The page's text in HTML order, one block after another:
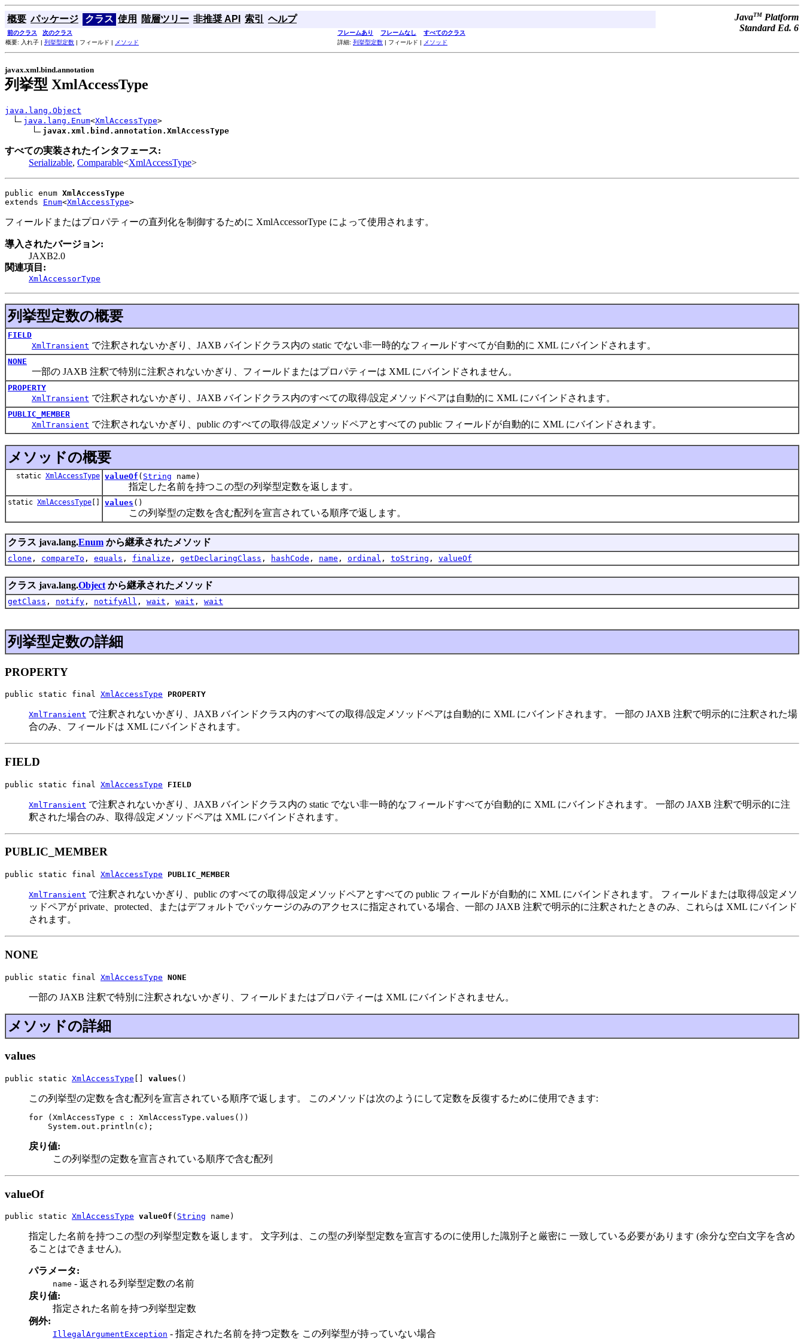
概要 パッケージ クラス 使用 階層ツリー 非推奨 API 索引 ヘルプ JavaTM Platform
Standard Ed. 6
前のクラス 次のクラス フレームあり フレームなし
すべてのクラス
概要: 入れ子 | 列挙型定数 | フィールド | メソッド 詳細: 列挙型定数 | フィールド | メソッド
javax.xml.bind.annotation
列挙型 XmlAccessType
java.lang.Object
java.lang.Enum<XmlAccessType>
javax.xml.bind.annotation.XmlAccessType
すべての実装されたインタフェース:
Serializable, Comparable<XmlAccessType>
public enum XmlAccessType
extends Enum<XmlAccessType>
フィールドまたはプロパティーの直列化を制御するために XmlAccessorType によって使用されます。
導入されたバージョン:
JAXB2.0
関連項目:
XmlAccessorType
列挙型定数の概要
FIELD
XmlTransient で注釈されないかぎり、JAXB バインドクラス内の static でない非一時的なフィールドすべてが自動的に XML にバインドされます。
NONE
一部の JAXB 注釈で特別に注釈されないかぎり、フィールドまたはプロパティーは XML にバインドされません。
PROPERTY
XmlTransient で注釈されないかぎり、JAXB バインドクラス内のすべての取得/設定メソッドペアは自動的に XML にバインドされます。
PUBLIC_MEMBER
XmlTransient で注釈されないかぎり、public のすべての取得/設定メソッドペアとすべての public フィールドが自動的に XML にバインドされます。
メソッドの概要
static XmlAccessType valueOf ( String name)
指定した名前を持つこの型の列挙型定数を返します。
static XmlAccessType [] values ()
この列挙型の定数を含む配列を宣言されている順序で返します。
クラス java.lang.Enum から継承されたメソッド
clone , compareTo , equals , finalize , getDeclaringClass , hashCode , name , ordinal , toString , valueOf
クラス java.lang.Object から継承されたメソッド
getClass , notify , notifyAll , wait , wait , wait
列挙型定数の詳細
PROPERTY
public static final XmlAccessType PROPERTY
XmlTransient で注釈されないかぎり、JAXB バインドクラス内のすべての取得/設定メソッドペアは自動的に XML にバインドされます。 一部の JAXB 注釈で明示的に注釈された場
合のみ、フィールドは XML にバインドされます。
FIELD
public static final XmlAccessType FIELD
XmlTransient で注釈されないかぎり、JAXB バインドクラス内の static でない非一時的なフィールドすべてが自動的に XML にバインドされます。 一部の JAXB 注釈で明示的に注
釈された場合のみ、取得/設定メソッドペアは XML にバインドされます。
PUBLIC_MEMBER
public static final XmlAccessType PUBLIC_MEMBER
XmlTransient で注釈されないかぎり、public のすべての取得/設定メソッドペアとすべての public フィールドが自動的に XML にバインドされます。 フィールドまたは取得/設定メソ
ッドペアが private、protected、またはデフォルトでパッケージのみのアクセスに指定されている場合、一部の JAXB 注釈で明示的に注釈されたときのみ、これらは XML にバインド
されます。
NONE
public static final XmlAccessType NONE
一部の JAXB 注釈で特別に注釈されないかぎり、フィールドまたはプロパティーは XML にバインドされません。
メソッドの詳細
values
public static XmlAccessType values ()
この列挙型の定数を含む配列を宣言されている順序で返します。 このメソッドは次のようにして定数を反復するために使用できます:
for (XmlAccessType c : XmlAccessType.values())
戻り値:
この列挙型の定数を宣言されている順序で含む配列
valueOf
public static XmlAccessType valueOf ( String name)
指定した名前を持つこの型の列挙型定数を返します。 文字列は、この型の列挙型定数を宣言するのに使用した識別子と厳密に 一致している必要があります (余分な空白文字を含め
ることはできません)。
パラメータ:
name - 返される列挙型定数の名前
戻り値:
指定された名前を持つ列挙型定数
例外:
IllegalArgumentException - 指定された名前を持つ定数を この列挙型が持っていない場合